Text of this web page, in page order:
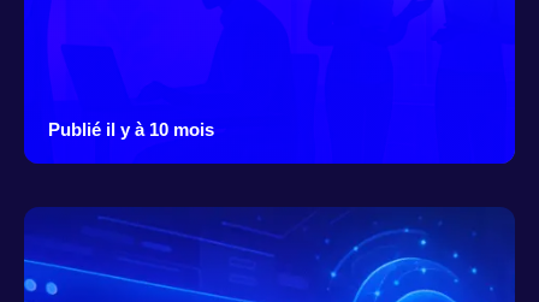
Publié il y à 10 mois